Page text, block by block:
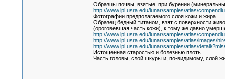
Образцы почвы, взятые при бурении
http://www.lpi.usra.edu/lunar/samples/atlas/
Фотографии предполагаемого слоя кожи и жира.
Образец бедный титаном, взят с поверхности
(ороговевшая часть кожи), к тому же давно
http://www.lpi.usra.edu/lunar/samples/atlas/
http://www.lpi.usra.edu/lunar/samples/atlas/images/
http://www.lpi.usra.edu/lunar/samples/atlas/detail/
Истощенная старостью и болезнью плоть.
Часть головы, слой шкуры и, по-видимому, слой